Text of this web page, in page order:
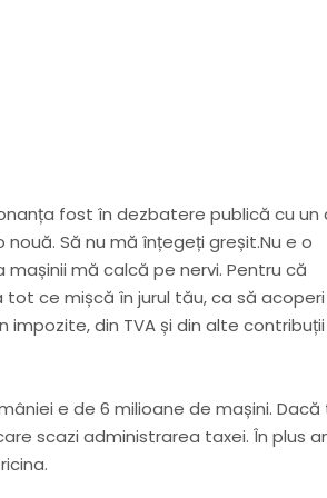
fost în dezbatere publică cu un
Să nu mă înțegeți greșit.Nu e o
mașinii mă calcă pe nervi. Pentru că
ce mișcă în jurul tău, ca să acoperi
din TVA și din alte contribuții
e de 6 milioane de mașini. Dacă
scazi administrarea taxei. În plus